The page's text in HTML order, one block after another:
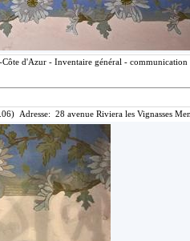
d'Azur - Inventaire général -
Adresse: 28 avenue Riviera les Vignasses